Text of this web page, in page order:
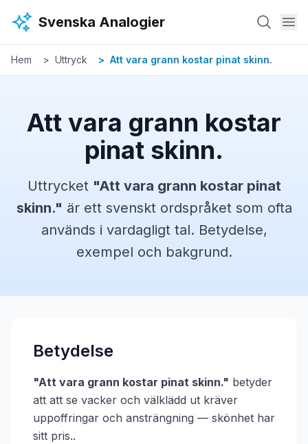
Svenska Analogier
Hem Uttryck Att vara grann kostar pinat skinn.
Att vara grann kostar
pinat skinn.
Uttrycket "Att vara grann kostar pinat
skinn." är ett svenskt ordspråket som ofta
används i vardagligt tal. Betydelse,
exempel och bakgrund.
Betydelse
"Att vara grann kostar pinat skinn." betyder
att att se vacker och välklädd ut kräver
uppoffringar och ansträngning — skönhet har
sitt pris..